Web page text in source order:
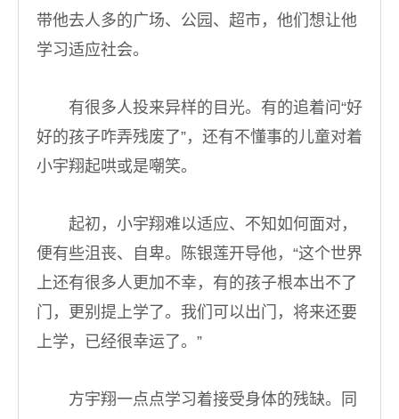
带他去人多的广场、公园、超市，他们想让他
学习适应社会。
有很多人投来异样的目光。有的追着问“好
好的孩子咋弄残废了”，还有不懂事的儿童对着
小宇翔起哄或是嘲笑。
起初，小宇翔难以适应、不知如何面对，
便有些沮丧、自卑。陈银莲开导他，“这个世界
上还有很多人更加不幸，有的孩子根本出不了
门，更别提上学了。我们可以出门，将来还要
上学，已经很幸运了。”
方宇翔一点点学习着接受身体的残缺。同